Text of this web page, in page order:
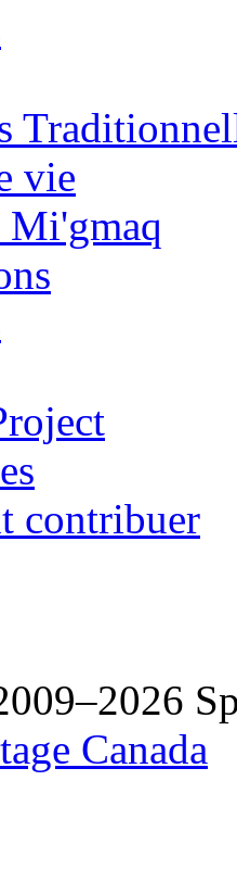
vie
Mi'gmaq
contribuer
Canada